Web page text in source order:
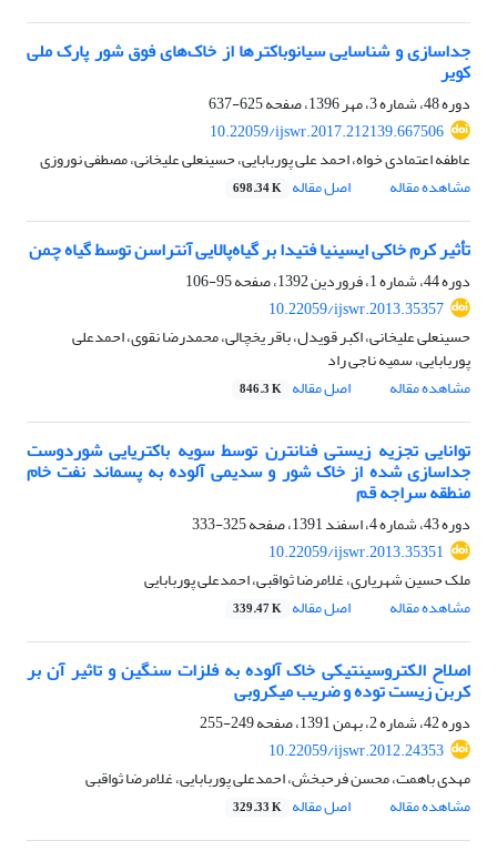
جداسازی و شناسایی سیانوباکترها از خاک‌های فوق شور پارک ملی
کویر
دوره 48، شماره 3، مهر 1396، صفحه
625-637
10.22059/ijswr.2017.212139.667506
عاطفه اعتمادی خواه، احمد علی پوربابایی، حسینعلی علیخانی، مصطفی نوروزی
مشاهده مقاله
اصل مقاله 698.34 K
تأثیر کرم خاکی ایسینیا فتیدا بر گیاه‌پالایی آنتراسن توسط گیاه چمن
دوره 44، شماره 1، فروردین 1392، صفحه
95-106
10.22059/ijswr.2013.35357
حسینعلی علیخانی، اکبر قویدل، باقر یخچالی، محمدرضا نقوی، احمدعلی
پوربابایی، سمیه ناجی راد
مشاهده مقاله
اصل مقاله 846.3 K
توانایی تجزیه زیستی فنانترن توسط سویه باکتریایی شوردوست
جداسازی شده از خاک شور و سدیمی آلوده به پسماند نفت خام
منطقه سراجه قم
دوره 43، شماره 4، اسفند 1391، صفحه
325-333
10.22059/ijswr.2013.35351
ملک حسین شهریاری، غلامرضا ثواقبی، احمدعلی پوربابایی
مشاهده مقاله
اصل مقاله 339.47 K
اصلاح الکتروسینتیکی خاک آلوده به فلزات سنگین و تاثیر آن بر
کربن زیست توده و ضریب میکروبی
دوره 42، شماره 2، بهمن 1391، صفحه
249-255
10.22059/ijswr.2012.24353
مهدی باهمت، محسن فرحبخش، احمدعلی پوربابایی، غلامرضا ثواقبی
مشاهده مقاله
اصل مقاله 329.33 K